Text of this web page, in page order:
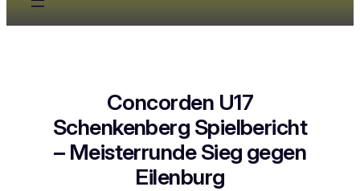
Concorden U17
Schenkenberg Spielbericht
– Meisterrunde Sieg gegen
Eilenburg